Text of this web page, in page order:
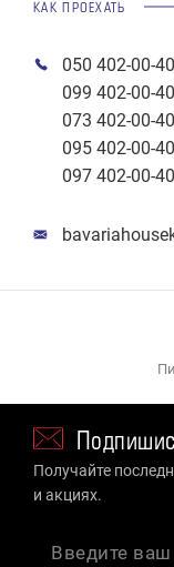
КАК ПРОЕХАТЬ
050 402-00-40
099 402-00-40
073 402-00-40
095 402-00-40
097 402-00-40
Получайте
и акциях.